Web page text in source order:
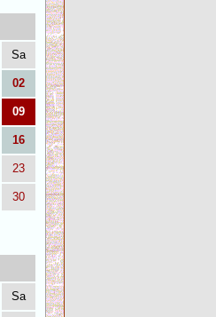
Sa
02
09
16
23
30
Sa